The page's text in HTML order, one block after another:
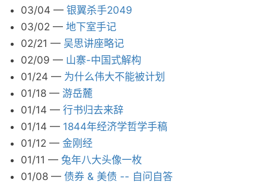
03/04 — 银翼杀手2049
03/02 — 地下室手记
02/21 — 吴思讲座略记
02/09 — 山寨-中国式解构
01/24 — 为什么伟大不能被计划
01/18 — 游岳麓
01/14 — 行书归去来辞
01/14 — 1844年经济学哲学手稿
01/12 — 金刚经
01/11 — 兔年八大头像一枚
01/08 — 债券 & 美债 -- 自问自答